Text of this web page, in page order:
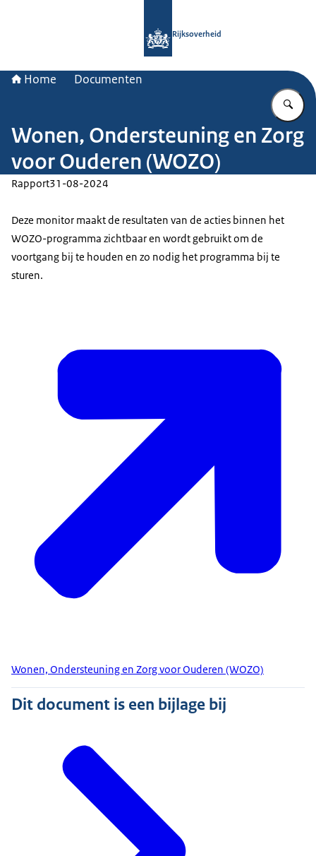
Rijksoverheid
Home Documenten
Wonen, Ondersteuning en Zorg
voor Ouderen (WOZO)
Rapport31-08-2024
Deze monitor maakt de resultaten van de acties binnen het
WOZO-programma zichtbaar en wordt gebruikt om de
voortgang bij te houden en zo nodig het programma bij te
sturen.
Wonen, Ondersteuning en Zorg voor Ouderen (WOZO)
Dit document is een bijlage bij